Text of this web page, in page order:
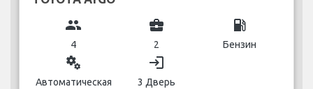
group
4
business_center
2
local_gas_station
Бензин
miscellaneous_services
Автоматическая
login
3 Дверь